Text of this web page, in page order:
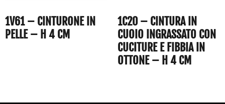
1V61 – CINTURONE IN
PELLE – H 4 CM
1C20 – CINTURA IN
CUOIO INGRASSATO CON
CUCITURE E FIBBIA IN
OTTONE – H 4 CM